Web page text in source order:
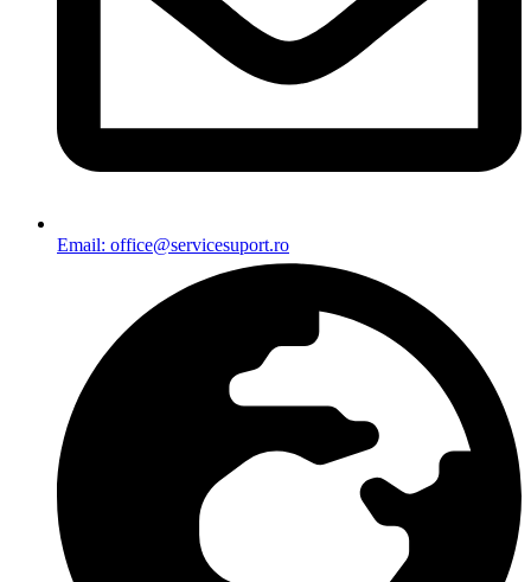
Email: office@servicesuport.ro